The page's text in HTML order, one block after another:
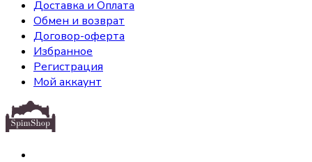
Доставка и Оплата
Обмен и возврат
Договор-оферта
Избранное
Регистрация
Мой аккаунт